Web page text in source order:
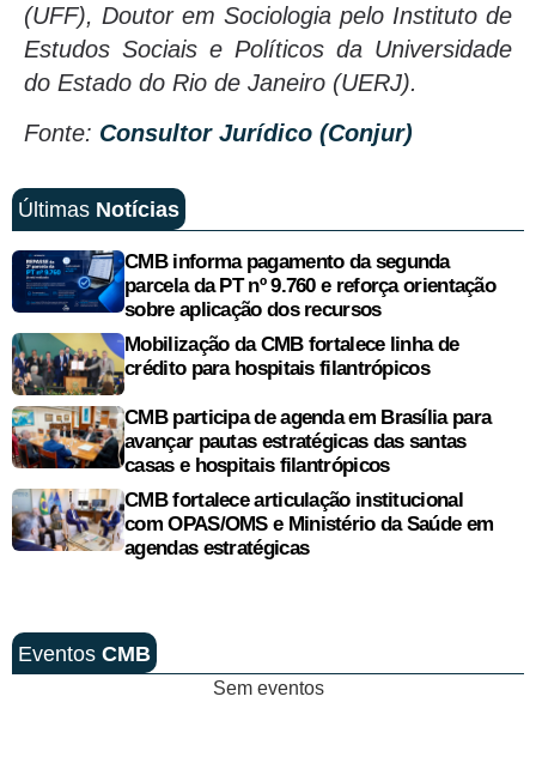
(UFF), Doutor em Sociologia pelo Instituto de
Estudos Sociais e Políticos da Universidade
do Estado do Rio de Janeiro (UERJ).
Fonte: Consultor Jurídico (Conjur)
Últimas Notícias
CMB informa pagamento da segunda
parcela da PT nº 9.760 e reforça orientação
sobre aplicação dos recursos
Mobilização da CMB fortalece linha de
crédito para hospitais filantrópicos
CMB participa de agenda em Brasília para
avançar pautas estratégicas das santas
casas e hospitais filantrópicos
CMB fortalece articulação institucional
com OPAS/OMS e Ministério da Saúde em
agendas estratégicas
Eventos CMB
Sem eventos